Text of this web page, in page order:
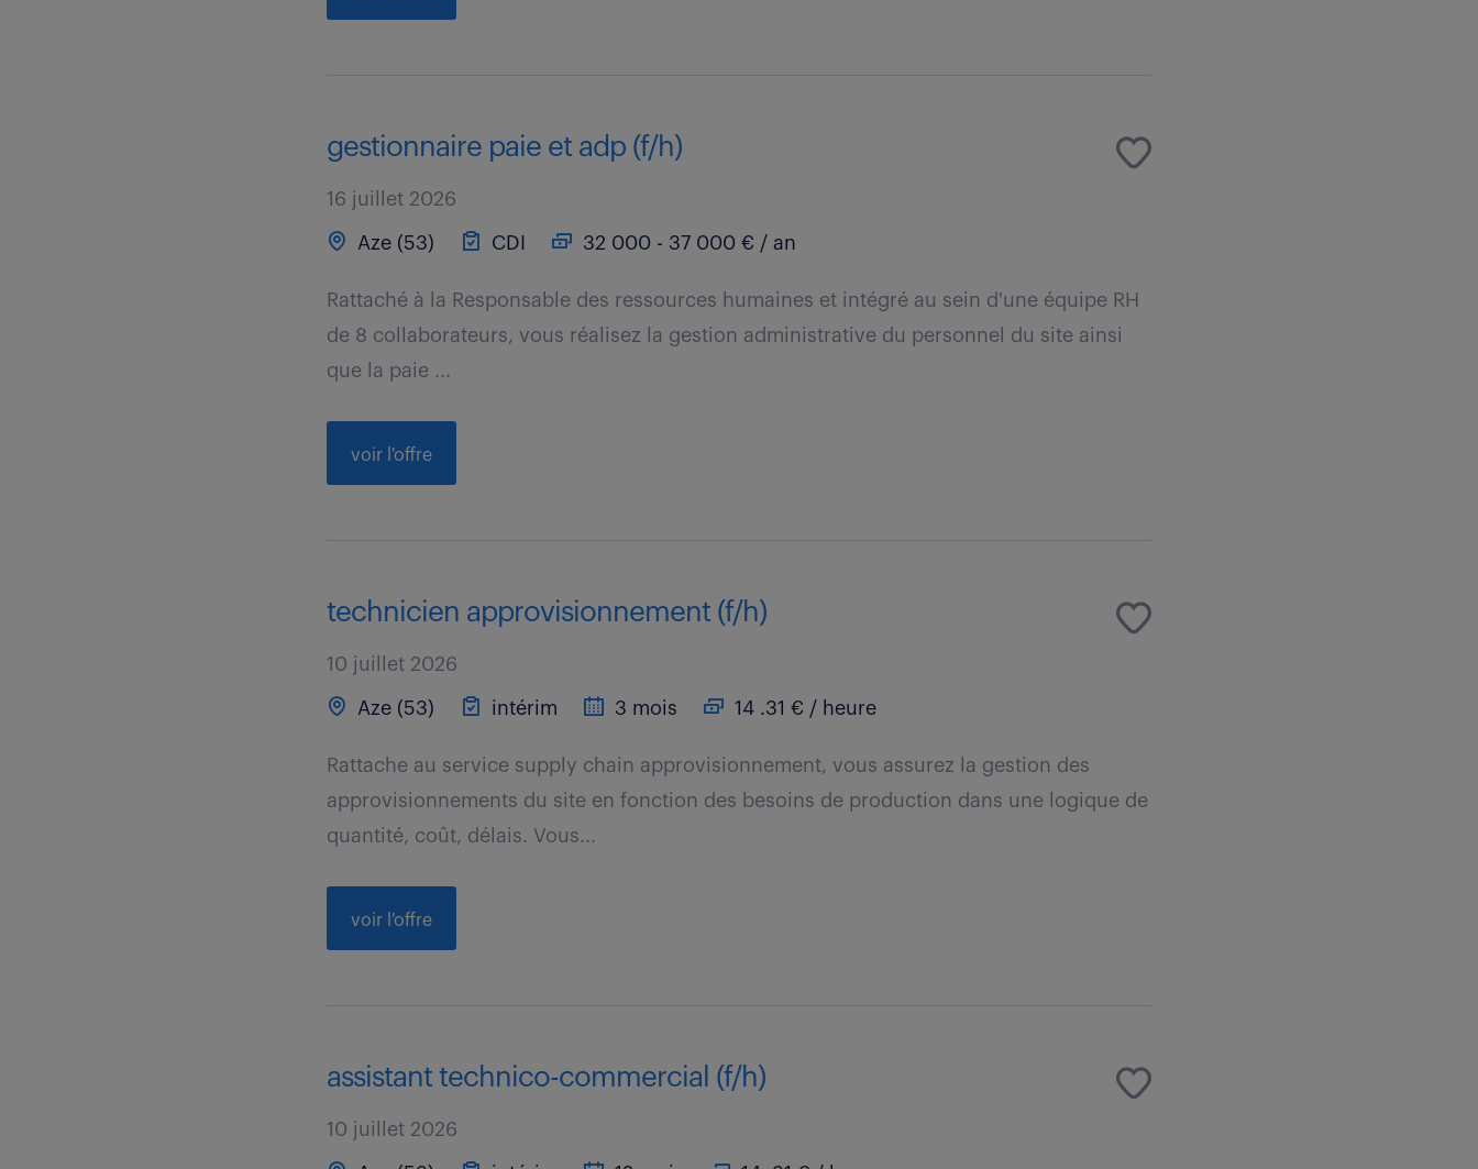
gestionnaire paie et adp (f/h)
16 juillet 2026
Aze (53) CDI 32 000 - 37 000 € / an
Rattaché à la Responsable des ressources humaines et intégré au sein d'une équipe RH
de 8 collaborateurs, vous réalisez la gestion administrative du personnel du site ainsi
que la paie ...
voir l'offre
technicien approvisionnement (f/h)
10 juillet 2026
Aze (53) intérim 3 mois 14 .31 € / heure
Rattache au service supply chain approvisionnement, vous assurez la gestion des
approvisionnements du site en fonction des besoins de production dans une logique de
quantité, coût, délais. Vous...
voir l'offre
assistant technico-commercial (f/h)
10 juillet 2026